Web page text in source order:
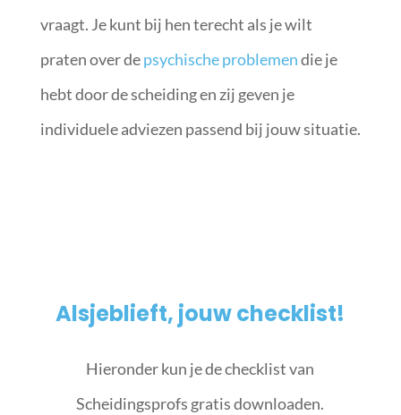
vraagt. Je kunt bij hen terecht als je wilt
praten over depsychische problemendie je
hebt door de scheiding en zij geven je
individuele adviezen passend bij jouw situatie.
Alsjeblieft, jouw checklist!
Hieronder kun je de checklist van
Scheidingsprofs gratis downloaden.